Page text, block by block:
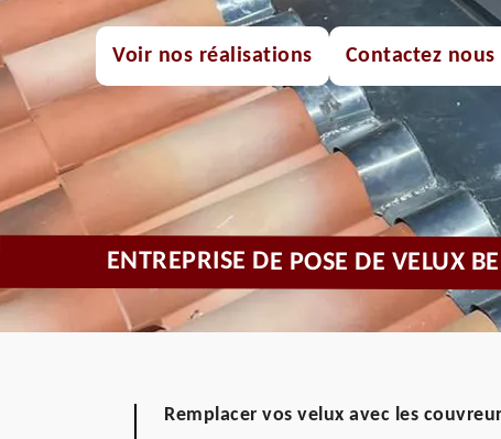
Voir nos réalisations Contactez nous
ENTREPRISE DE POSE DE VELUX
Remplacer vos velux avec les